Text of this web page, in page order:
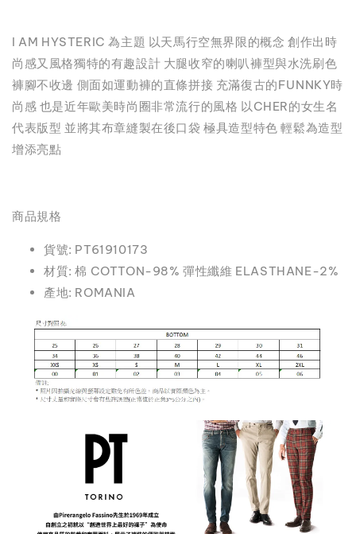
I AM HYSTERIC 為主題 以天馬行空無界限的概念 創作出時
尚感又風格獨特的有趣設計 大腿收窄的喇叭褲型與水洗刷色
褲腳不收邊 側面如運動褲的直條拼接 充滿復古的FUNNKY時
尚感 也是近年歐美時尚圈非常流行的風格 以CHER的女生名
代表版型 並將其布章縫製在後口袋 極具造型特色 輕鬆為造型
增添亮點
商品規格
貨號: PT61910173
材質: 棉 COTTON-98% 彈性纖維 ELASTHANE-2%
產地: ROMANIA